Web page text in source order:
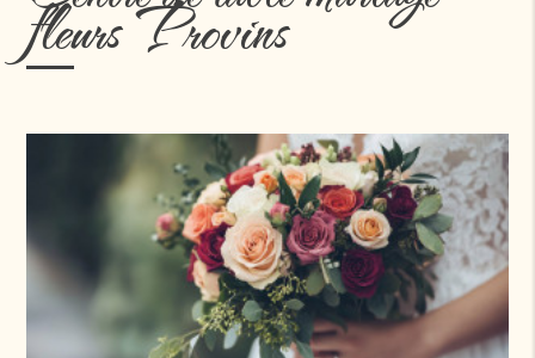
fleurs Provins